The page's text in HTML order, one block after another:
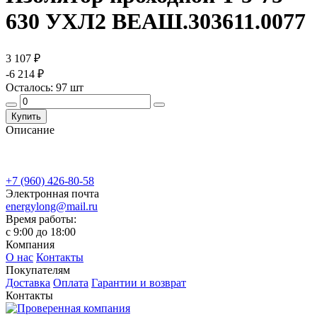
630 УХЛ2 ВЕАШ.303611.0077
3 107 ₽
-6 214 ₽
Осталось: 97 шт
Купить
Описание
+7 (960) 426-80-58
Электронная почта
energylong@mail.ru
Время работы:
c 9:00 до 18:00
Компания
О нас Контакты
Покупателям
Доставка Оплата Гарантии и возврат
Контакты